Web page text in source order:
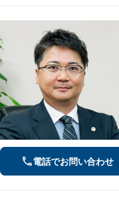
電話でお問い合わせ